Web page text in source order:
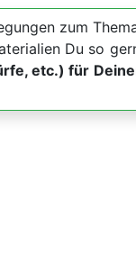
zum
Du so
etc.) für